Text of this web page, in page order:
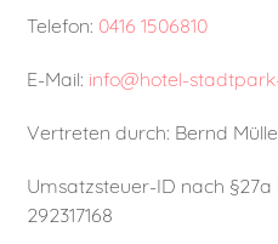
Telefon: 0416 1506810
E-Mail: info@hotel-
Vertreten durch: Bernd
Umsatzsteuer-ID nach
292317168